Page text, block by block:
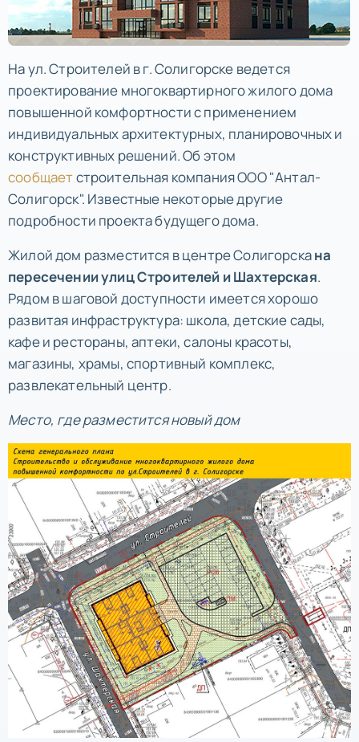
На ул. Строителей в г. Солигорске ведется
проектирование многоквартирного жилого дома
повышенной комфортности с применением
индивидуальных архитектурных, планировочных и
конструктивных решений. Об этом
сообщаетстроительная компания ООО "Антал-
Солигорск". Известные некоторые другие
подробности проекта будущего дома.
Жилой дом разместится в центре Солигорскана
пересечении улиц Строителей и Шахтерская.
Рядом в шаговой доступности имеется хорошо
развитая инфраструктура: школа, детские сады,
кафе и рестораны, аптеки, салоны красоты,
магазины, храмы, спортивный комплекс,
развлекательный центр.
Место, где разместится новый дом